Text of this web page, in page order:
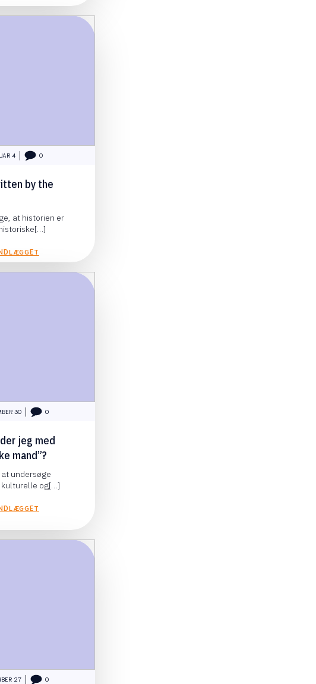
4 | 0
by the
at historien er
30 | 0
jeg med
mand”?
undersøge
kulturelle og[…]
27 | 0